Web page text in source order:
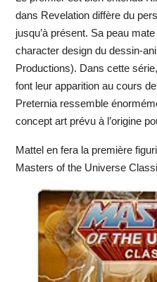
dans Revelation diffère du
jusqu’à présent. Sa peau
character design du dessin-
Productions). Dans cette
font leur apparition au cours
Preternia ressemble
concept art prévu à l’origine
Mattel en fera la première
Masters of the Universe